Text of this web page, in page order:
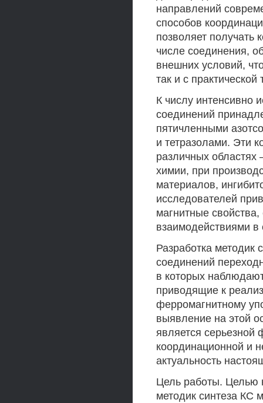
направлений
способов
позволяет получать
числе соединения,
внешних условий,
так и с практической
К числу интенсивно
соединений
пятичленными
и тетразолами. Эти
различных областях
химии, при
материалов,
исследователей
магнитные
взаимодействиями в
Разработка методик
соединений
в которых
приводящие к
ферромагнитному
выявление на этой
является
координационной и
актуальность
Цель работы. Целью
методик синтеза КС